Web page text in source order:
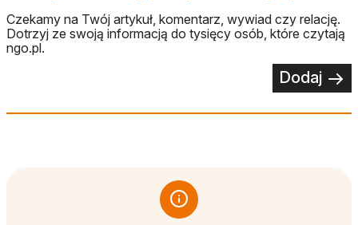
Czekamy na Twój artykuł, komentarz, wywiad czy relację.
Dotrzyj ze swoją informacją do tysięcy osób, które czytają
ngo.pl.
Dodaj